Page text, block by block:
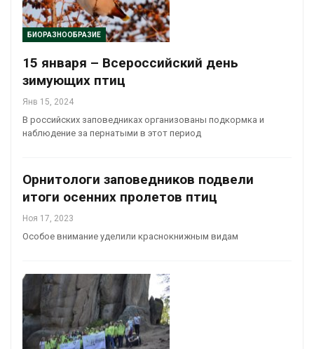
БИОРАЗНООБРАЗИЕ
15 января – Всероссийский день
зимующих птиц
Янв 15, 2024
В российских заповедниках организованы подкормка и
наблюдение за пернатыми в этот период
Орнитологи заповедников подвели
итоги осенних пролетов птиц
Ноя 17, 2023
Особое внимание уделили краснокнижным видам